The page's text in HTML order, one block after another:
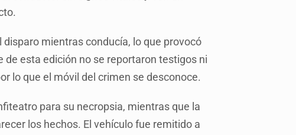
mientras conducía, lo que provocó
esta edición no se reportaron testigos ni
lo que el móvil del crimen se desconoce.
para su necropsia, mientras que la
los hechos. El vehículo fue remitido a